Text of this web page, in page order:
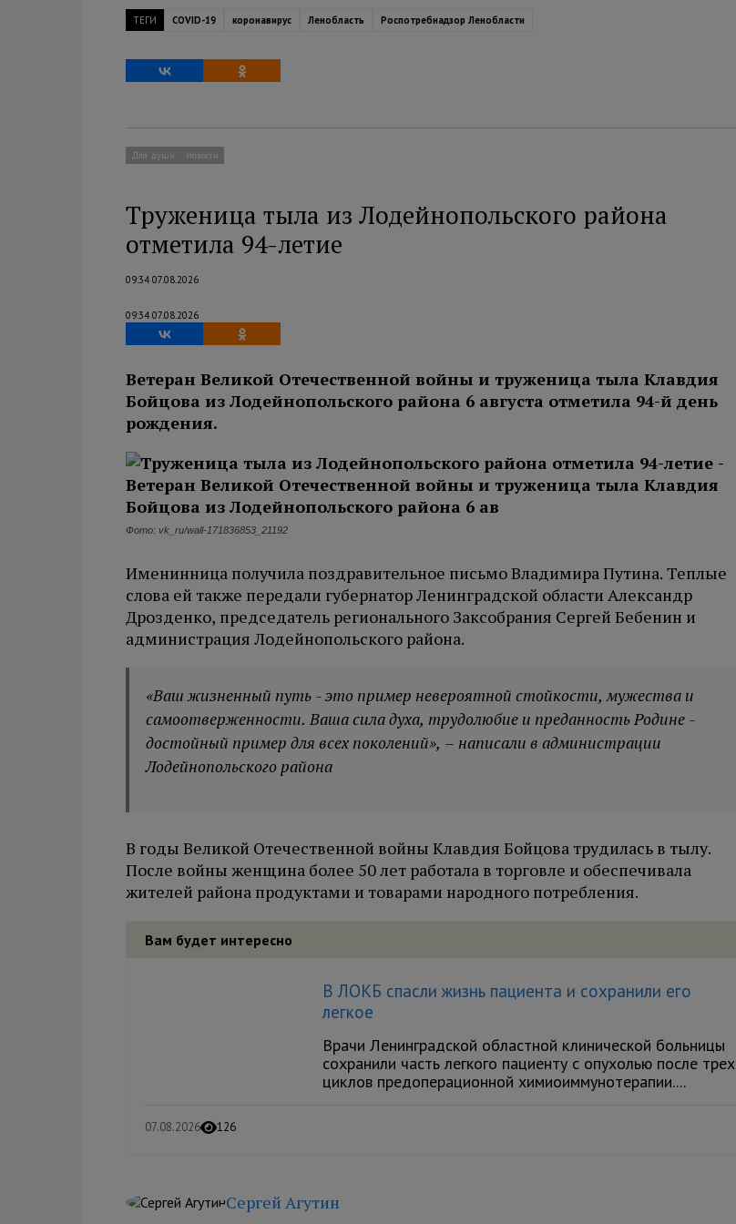
ТЕГИ COVID-19 коронавирус Ленобласть Роспотребнадзор Ленобласти
Для души Новости
Труженица тыла из Лодейнопольского района
отметила 94-летие
09:34 07.08.2026
09:34 07.08.2026
Ветеран Великой Отечественной войны и труженица тыла Клавдия
Бойцова из Лодейнопольского района 6 августа отметила 94-й день
рождения.
Фото: vk_ru/wall-171836853_21192
Именинница получила поздравительное письмо Владимира Путина. Теплые
слова ей также передали губернатор Ленинградской области Александр
Дрозденко, председатель регионального Заксобрания Сергей Бебенин и
администрация Лодейнопольского района.
«Ваш жизненный путь - это пример невероятной стойкости, мужества и
самоотверженности. Ваша сила духа, трудолюбие и преданность Родине -
достойный пример для всех поколений», – написали в администрации
Лодейнопольского района
В годы Великой Отечественной войны Клавдия Бойцова трудилась в тылу.
После войны женщина более 50 лет работала в торговле и обеспечивала
жителей района продуктами и товарами народного потребления.
Вам будет интересно
В ЛОКБ спасли жизнь пациента и сохранили его
легкое
Врачи Ленинградской областной клинической больницы
сохранили часть легкого пациенту с опухолью после трех
циклов предоперационной химиоиммунотерапии....
07.08.2026 126
Сергей Агутин